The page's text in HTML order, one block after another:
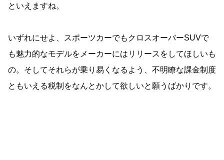
といえますね。
いずれにせよ、スポーツカーでもクロスオーバーSUVで
も魅力的なモデルをメーカーにはリリースをしてほしいも
の。そしてそれらが乗り易くなるよう、不明瞭な課金制度
ともいえる税制をなんとかして欲しいと願うばかりです。